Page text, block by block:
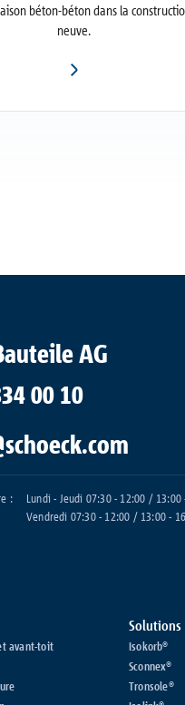
béton-béton dans la
neuve.
AG
00 10
:
Lundi - Jeudi 07:30 - 12:00 / 13:00
Vendredi 07:30 - 12:00 / 13:00 -
avant-toit
Solutions
Isokorb®
Sconnex®
Tronsole®